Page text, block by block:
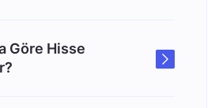
Göre Hisse